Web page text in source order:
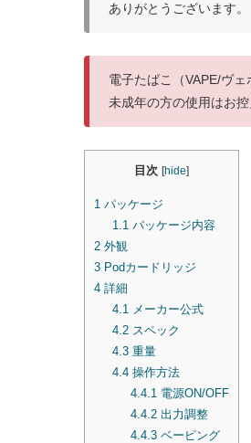
ありがとうございます。
電子たばこ（VAPE/ヴ
未成年の方の使用はお
目次 [hide]
1 パッケージ
1.1 パッケージ内容
2 外観
3 Podカードリッジ
4 詳細
4.1 メーカー公式
4.2スペック
4.3重量
4.4操作方法
4.4.1 電源ON/OFF
4.4.2出力調整
4.4.3ベーピング